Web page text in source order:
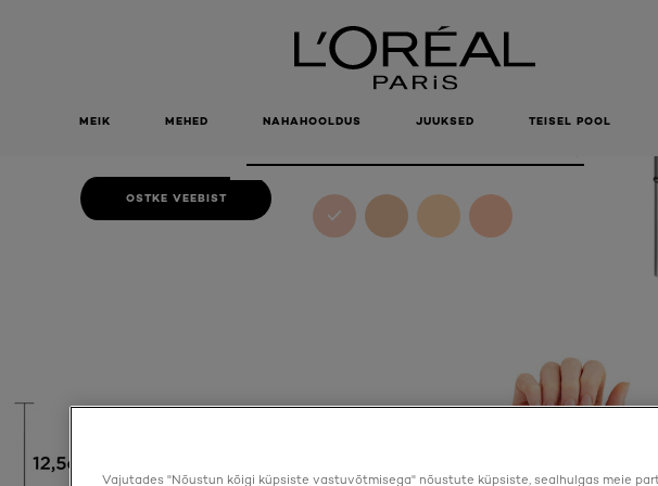
MEIK MEHED NAHAHOOLDUS JUUKSED TEISEL POOL
CREAM IN A
CONCEALER 1–2 R/C
OSTKE VEEBIST
Vajutades "Nõustun kõigi küpsiste vastuvõtmisega" nõustute küpsiste, sealhulgas meie